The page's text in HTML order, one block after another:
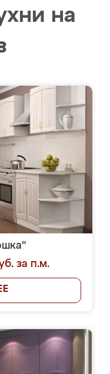
на
за п.м.